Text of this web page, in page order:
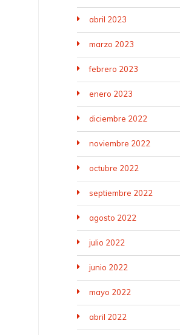
abril 2023
marzo 2023
febrero 2023
enero 2023
diciembre 2022
noviembre 2022
octubre 2022
septiembre 2022
agosto 2022
julio 2022
junio 2022
mayo 2022
abril 2022